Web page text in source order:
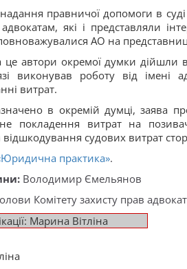
правничої допомоги в суді
які і представляли
АО на
автори окремої думки дійшли
виконував роботу від імені
витрат.
в окремій думці, заява
покладення витрат на
судових витрат
практика».
Володимир Ємельянов
Комітету захисту прав
Марина Вітліна